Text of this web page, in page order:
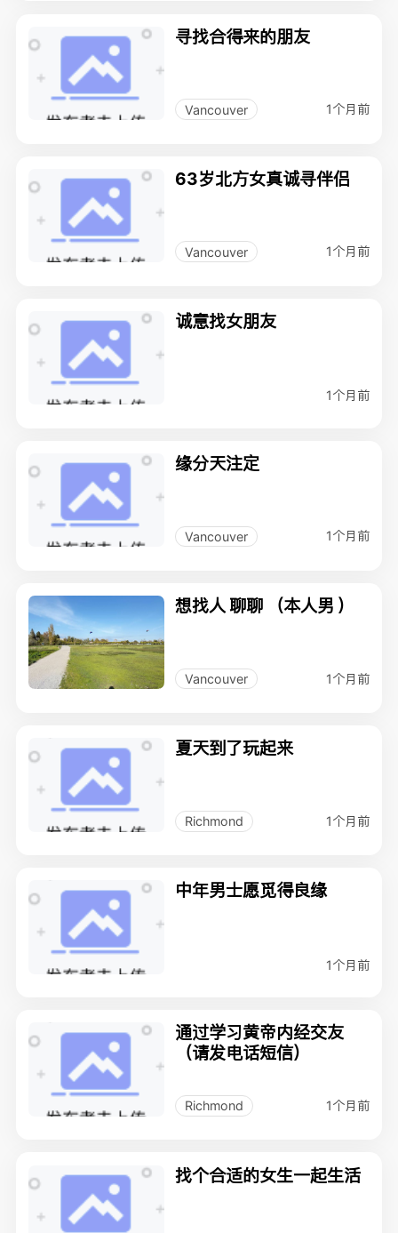
寻找合得来的朋友
Vancouver 1个月前
63岁北方女真诚寻伴侣
Vancouver 1个月前
诚意找女朋友
1个月前
缘分天注定
Vancouver 1个月前
想找人 聊聊 （本人男 ）
Vancouver 1个月前
夏天到了玩起来
Richmond 1个月前
中年男士愿觅得良缘
1个月前
通过学习黄帝内经交友
（请发电话短信）
Richmond 1个月前
找个合适的女生一起生活